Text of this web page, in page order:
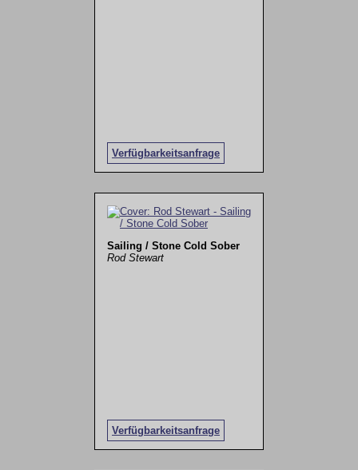
Verfügbarkeitsanfrage
Sailing / Stone Cold Sober
Rod Stewart
Verfügbarkeitsanfrage